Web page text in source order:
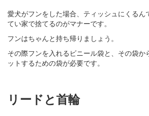
愛犬がフンをした場合、ティッシュにくるん
てい家で捨てるのがマナーです。
フンはちゃんと持ち帰りましょう。
その際フンを入れるビニール袋と、その袋か
ットするための袋が必要です。
リードと首輪